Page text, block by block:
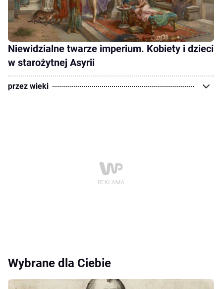
Niewidzialne twarze imperium. Kobiety i dzieci
w starożytnej Asyrii
przez wieki
Wybrane dla Ciebie